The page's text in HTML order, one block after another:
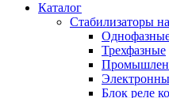
Каталог
Стабилизаторы
Трехфазные
Блок реле